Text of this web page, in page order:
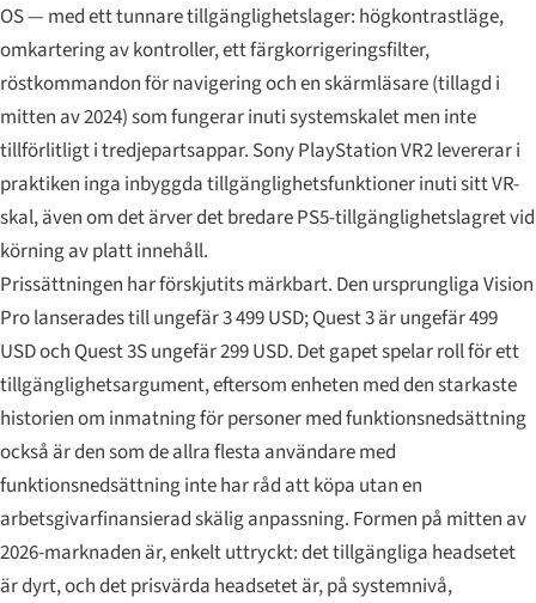
OS — med ett tunnare tillgänglighetslager: högkontrastläge,
omkartering av kontroller, ett färgkorrigeringsfilter,
röstkommandon för navigering och en skärmläsare (tillagd i
mitten av 2024) som fungerar inuti systemskalet men inte
tillförlitligt i tredjepartsappar. Sony PlayStation VR2 levererar i
praktiken inga inbyggda tillgänglighetsfunktioner inuti sitt VR-
skal, även om det ärver det bredare PS5-tillgänglighetslagret vid
körning av platt innehåll.
Prissättningen har förskjutits märkbart. Den ursprungliga Vision
Pro lanserades till ungefär 3 499 USD; Quest 3 är ungefär 499
USD och Quest 3S ungefär 299 USD. Det gapet spelar roll för ett
tillgänglighetsargument, eftersom enheten med den starkaste
historien om inmatning för personer med funktionsnedsättning
också är den som de allra flesta användare med
funktionsnedsättning inte har råd att köpa utan en
arbetsgivarfinansierad skälig anpassning. Formen på mitten av
2026-marknaden är, enkelt uttryckt: det tillgängliga headsetet
är dyrt, och det prisvärda headsetet är, på systemnivå,